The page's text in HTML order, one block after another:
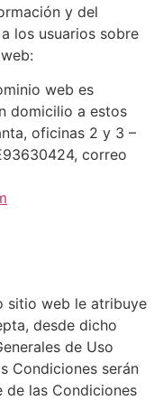
y del
los usuarios sobre
web es
domicilio a estos
oficinas 2 y 3 –
correo
sitio web le atribuye
desde dicho
de Uso
Condiciones serán
de las Condiciones